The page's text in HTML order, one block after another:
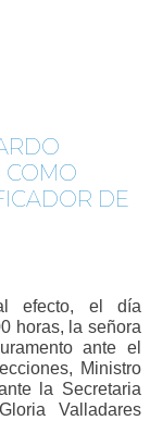
COMO
DE
efecto, el día
horas, la señora
ante el
Ministro
la Secretaria
Valladares